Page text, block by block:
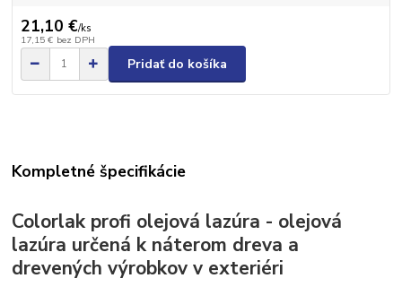
21,10 €/ks
17,15 € bez DPH
Pridať do košíka
Kompletné špecifikácie
Colorlak profi olejová lazúra - olejová
lazúra určená k náterom dreva a
drevených výrobkov v exteriéri